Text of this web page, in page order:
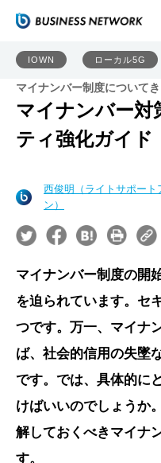
IOWN ローカル5G
マイナンバー制度について
マイナンバー対
ティ強化ガイド
西俊明（ライトサポート
ン）
マイナンバー制度の開
を迫られています。セ
つです。万一、マイナ
ば、社会的信用の失墜
です。では、具体的に
けばいいのでしょうか
解しておくべきマイナ
す。